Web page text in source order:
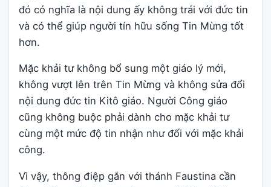
đó có nghĩa là nội dung ấy không trái với đức tin
và có thể giúp người tín hữu sống Tin Mừng tốt
hơn.
Mặc khải tư không bổ sung một giáo lý mới,
không vượt lên trên Tin Mừng và không sửa đổi
nội dung đức tin Kitô giáo. Người Công giáo
cũng không buộc phải dành cho mặc khải tư
cùng một mức độ tin nhận như đối với mặc khải
công.
Vì vậy, thông điệp gắn với thánh Faustina cần